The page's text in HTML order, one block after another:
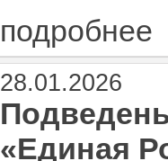
подробнее
28.01.2026
«Единая